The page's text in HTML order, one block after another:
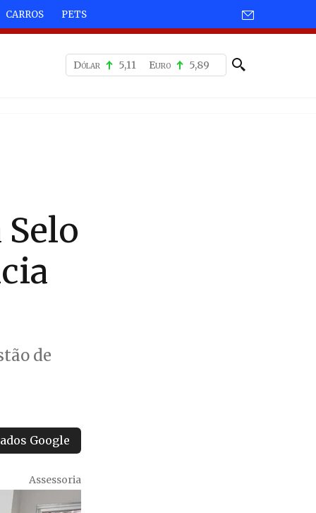
CARROS PETS
Dólar 5,11 Euro 5,89
de
Google
Assessoria